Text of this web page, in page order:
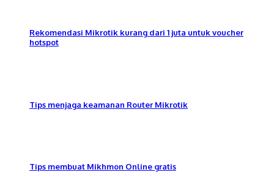
Rekomendasi Mikrotik kurang dari 1 juta untuk voucher
hotspot
Tips menjaga keamanan Router Mikrotik
Tips membuat Mikhmon Online gratis